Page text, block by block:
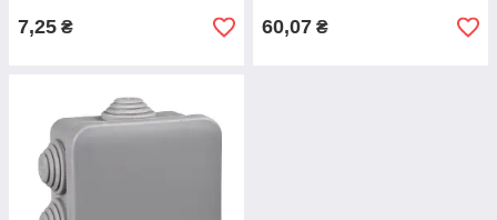
7,25 ₴ 60,07 ₴